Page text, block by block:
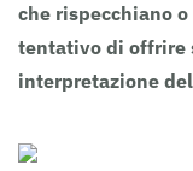
che rispecchiano
tentativo di offrire
interpretazione